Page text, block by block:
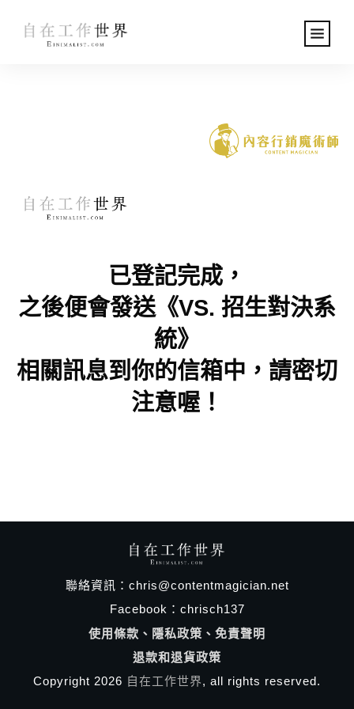
已登記完成，
之後便會發送《VS. 招生對決系
統》
相關訊息到你的信箱中， 請密切
注意喔！
聯絡資訊：chris@contentmagician.net
Facebook： chrisch137
使用條款、隱私政策、免責聲明
退款和退貨政策
Copyright 2026 自在工作世界, all rights reserved.